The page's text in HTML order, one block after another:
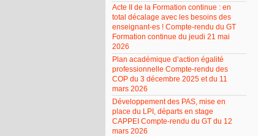
Acte II de la Formation continue : en
total décalage avec les besoins des
enseignant-es ! Compte-rendu du GT
Formation continue du jeudi 21 mai
2026
Plan académique d’action égalité
professionnelle Compte-rendu des
COP du 3 décembre 2025 et du 11
mars 2026
Développement des PAS, mise en
place du LPI, départs en stage
CAPPEI Compte-rendu du GT du 12
mars 2026